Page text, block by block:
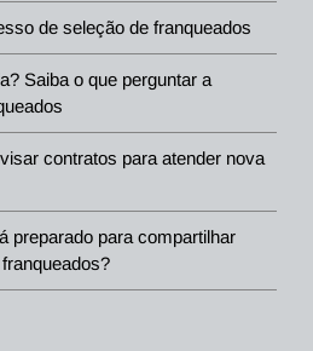
de seleção de franqueados
Saiba o que perguntar a
contratos para atender nova
preparado para compartilhar